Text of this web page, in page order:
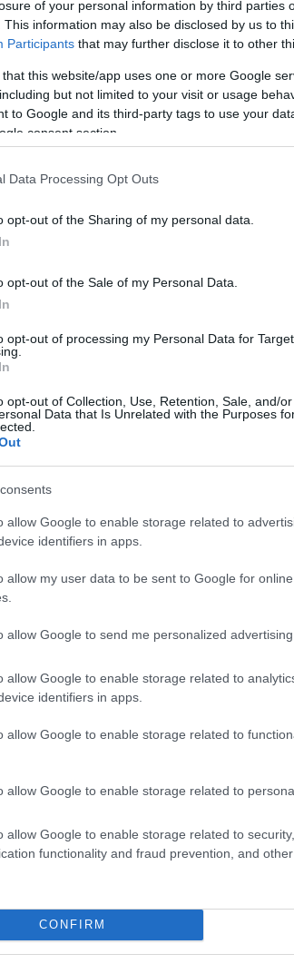
of your personal information by third parties
This information may also be disclosed by us to
Participants that may further disclose it to other
that this website/app uses one or more Google
but not limited to your visit or usage
to Google and its third-party tags to use your
consent section.
Data Processing Opt Outs
opt-out of the Sharing of my personal data.
opt-out of the Sale of my Personal Data.
opt-out of processing my Personal Data for
opt-out of Collection, Use, Retention, Sale, and/
Data that Is Unrelated with the Purposes
allow Google to enable storage related to
identifiers in apps.
allow my user data to be sent to Google for
allow Google to send me personalized advertising.
allow Google to enable storage related to
identifiers in apps.
allow Google to enable storage related to
allow Google to enable storage related to
allow Google to enable storage related to
functionality and fraud prevention, and other
CONFIRM
di Meano
differenziate per fasce d’età.
e garantire a tutti l’opportunità di
e stimolante.
età
programma variegato che si
dalle19:00 alle 21:00il campo è
invece, l’apertura è anticipata
seguiti dagli adulti amatori
è stata allestita un’area giochi
la scuola elementare. Su richiesta,
e orari esclusivamente per loro,
in cui giocare e socializzare.